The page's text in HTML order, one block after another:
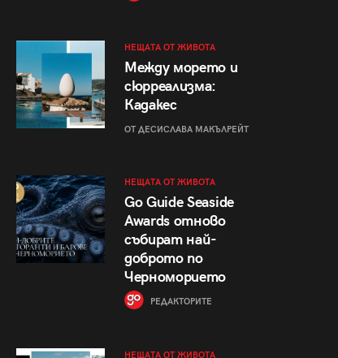
НЕЩАТА ОТ ЖИВОТА
Между морето и
сюрреализма:
Кадакес
ОТ ДЕСИСЛАВА МАКЪЛРЕЙТ
НЕЩАТА ОТ ЖИВОТА
Go Guide Seaside
Awards отново
събират най-
доброто по
Черноморието
РЕДАКТОРИТЕ
НЕЩАТА ОТ ЖИВОТА